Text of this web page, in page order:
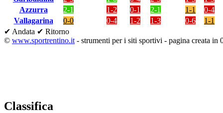
Azzurra
2-1 1-2 0-1 2-1 1-1
0-4
Vallagarina
0-0 0-4 1-2 1-3 0-6
1-1
✔ Andata ✔ Ritorno
© www.sportrentino.it - strumenti per i siti sportivi - pagina creata in
Classifica